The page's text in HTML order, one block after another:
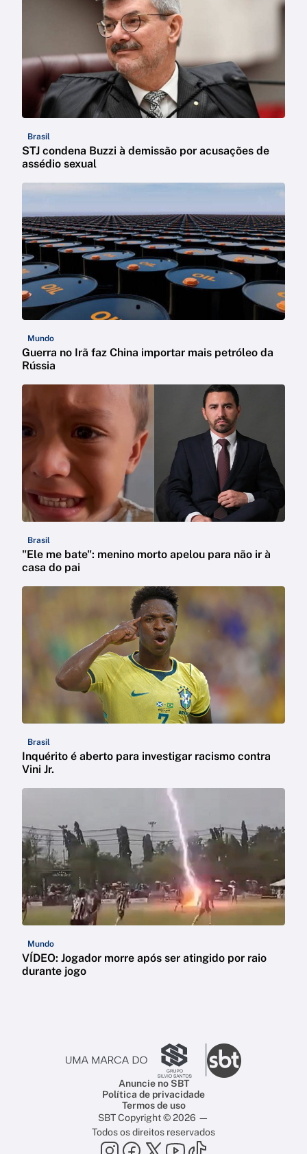
Brasil
STJ condena Buzzi à demissão por acusações de
assédio sexual
Mundo
Guerra no Irã faz China importar mais petróleo da
Rússia
Brasil
"Ele me bate": menino morto apelou para não ir à
casa do pai
Brasil
Inquérito é aberto para investigar racismo contra
Vini Jr.
Mundo
VÍDEO: Jogador morre após ser atingido por raio
durante jogo
Anuncie no SBT
Política de privacidade
Termos de uso
SBT Copyright © 2026 —
Todos os direitos reservados